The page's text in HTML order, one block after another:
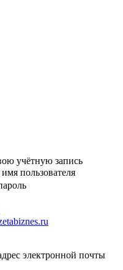
учётную запись
пользователя
электронной почты